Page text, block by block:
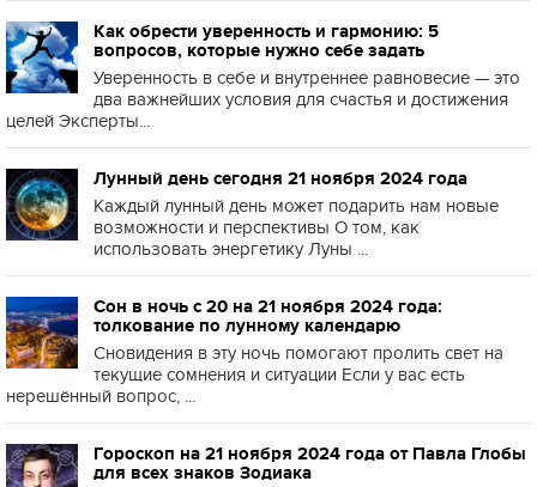
Как обрести уверенность и гармонию: 5
вопросов, которые нужно себе задать
Уверенность в себе и внутреннее равновесие — это
два важнейших условия для счастья и достижения
целей Эксперты...
Лунный день сегодня 21 ноября 2024 года
Каждый лунный день может подарить нам новые
возможности и перспективы О том, как
использовать энергетику Луны ...
Сон в ночь с 20 на 21 ноября 2024 года:
толкование по лунному календарю
Сновидения в эту ночь помогают пролить свет на
текущие сомнения и ситуации Если у вас есть
нерешённый вопрос, ...
Гороскоп на 21 ноября 2024 года от Павла Глобы
для всех знаков Зодиака